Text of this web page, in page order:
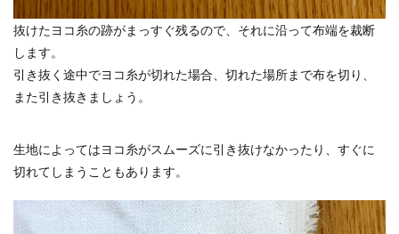
抜けたヨコ糸の跡がまっすぐ残るので、それに沿って布端を裁断
します。
引き抜く途中でヨコ糸が切れた場合、切れた場所まで布を切り、
また引き抜きましょう。
生地によってはヨコ糸がスムーズに引き抜けなかったり、すぐに
切れてしまうこともあります。